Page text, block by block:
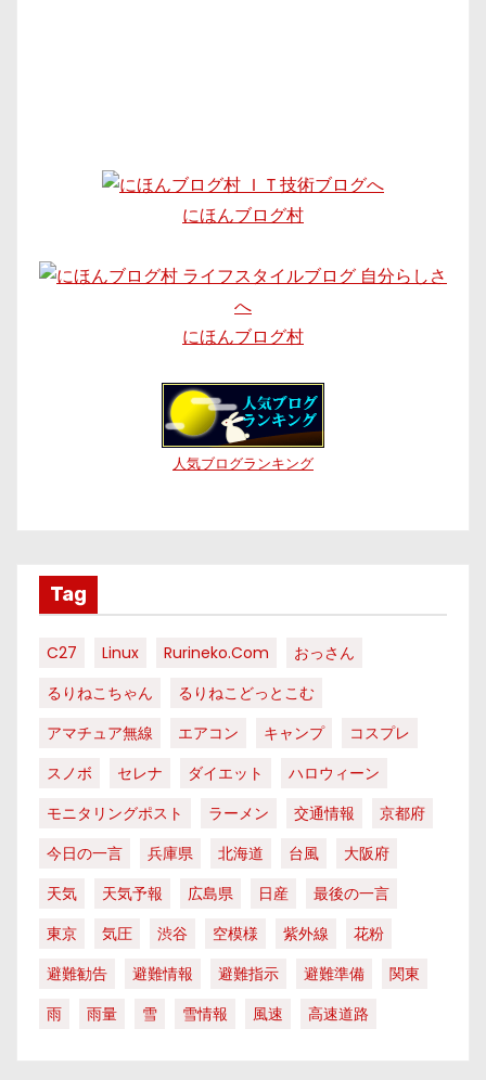
にほんブログ村
にほんブログ村
人気ブログランキング
Tag
C27 Linux Rurineko.com
おっさん
るりねこちゃん
るりねこどっとこむ
アマチュア無線
エアコン キャンプ
コスプレ
スノボ
セレナ ダイエット
ハロウィーン
モニタリングポスト
ラーメン 交通情報
京都府
今日の一言
兵庫県 北海道 台風
大阪府
天気
天気予報 広島県 日産
最後の一言
東京
気圧 渋谷 空模様 紫外線
花粉
避難勧告
避難情報 避難指示 避難準備
関東
雨
雨量 雪 雪情報 風速 高速道路